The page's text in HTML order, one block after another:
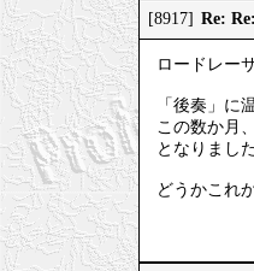
[8917] Re:
ロードレー
「後奏」に
この数か月
となりました
どうかこれ